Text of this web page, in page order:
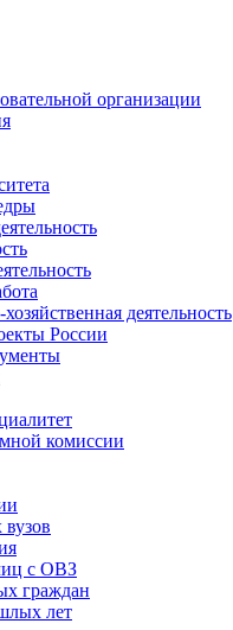
организации
деятельность
России
комиссии
с ОВЗ
граждан
лет